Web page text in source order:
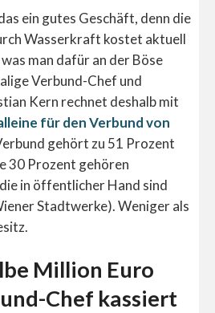
ein gutes Geschäft, denn die
Wasserkraft kostet aktuell
man dafür an der Böse
Verbund-Chef und
Kern rechnet deshalb mit
für den Verbund von
gehört zu 51 Prozent
30 Prozent gehören
in öffentlicher Hand sind
Stadtwerke). Weniger als
Million Euro
Chef kassiert